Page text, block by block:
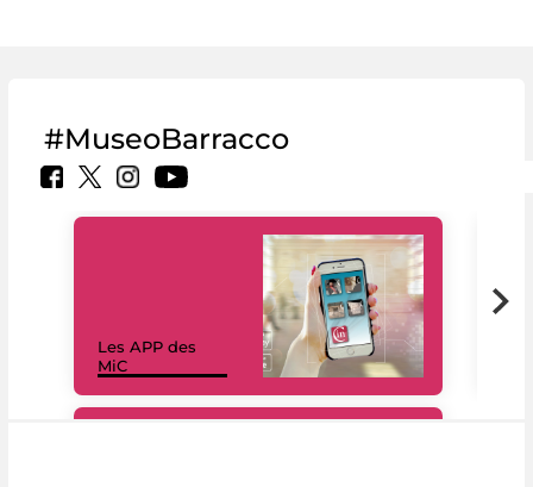
#MuseoBarracco
Les APP des
MiC